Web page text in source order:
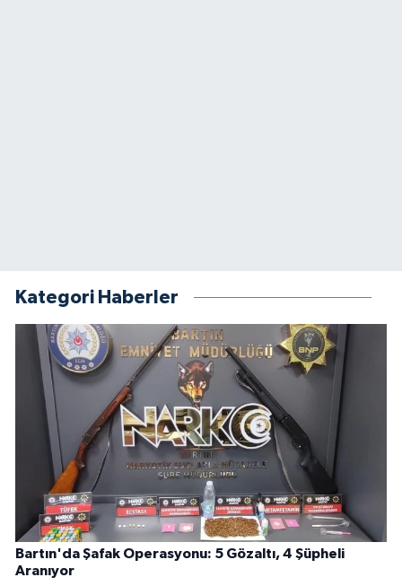
Kategori Haberler
Bartın'da Şafak Operasyonu: 5 Gözaltı, 4 Şüpheli
Aranıyor